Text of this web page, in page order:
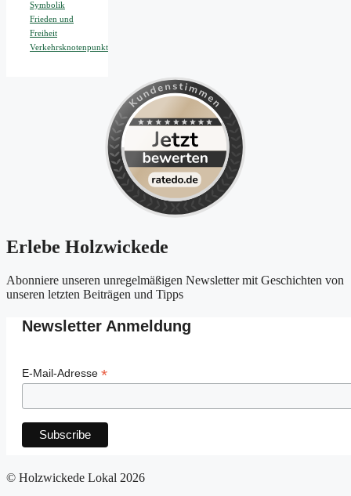
Symbolik
Frieden und
Freiheit
Verkehrsknotenpunkt
Erlebe Holzwickede
Abonniere unseren unregelmäßigen Newsletter mit Geschichten von
unseren letzten Beiträgen und Tipps
Newsletter Anmeldung
E-Mail-Adresse *
© Holzwickede Lokal 2026